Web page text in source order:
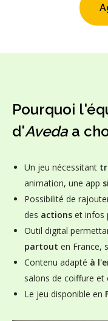
Pourquoi
d'Aveda a
Un jeu nécessitant
animation, une app
Possibilité de
des actions et infos
Outil digital
partout en France,
Contenu adapté à
salons de coiffure et
Le jeu disponible en